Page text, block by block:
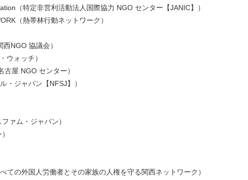
（特定非営利活動法人国際協力 NGO センター【JANIC】）
（熱帯林行動ネットワーク）
NGO 協議会）
ウォッチ）
屋 NGO センター）
・ジャパン【NFSJ】）
ァム・ジャパン）
の外国人労働者とその家族の人権を守る関西ネットワーク）